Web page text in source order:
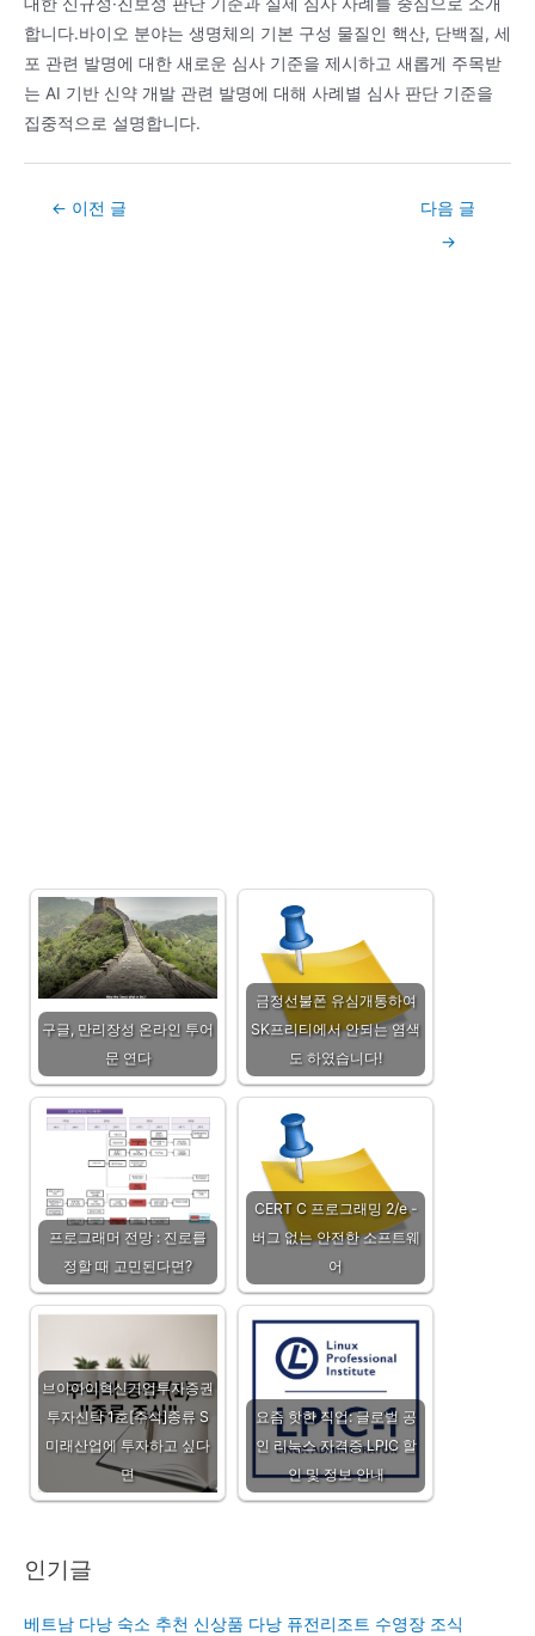
합니다.바이오 분야는 생명체의 기본 구성 물질인 핵산, 단백질, 세
포 관련 발명에 대한 새로운 심사 기준을 제시하고 새롭게 주목받
는 AI 기반 신약 개발 관련 발명에 대해 사례별 심사 판단 기준을
집중적으로 설명합니다.
Post← 이전 글
다음 글
→
구글, 만리장성 온라인 투어
문 연다
금정선불폰 유심개통하여
SK프리티에서 안되는 염색
도 하였습니다!
프로그래머 전망 : 진로를
정할 때 고민된다면?
CERT C 프로그래밍 2/e -
버그 없는 안전한 소프트웨
어
브이아이혁신기업투자증권
투자신탁 1호[주식]종류 S
미래산업에 투자하고 싶다
면
요즘 핫한 직업: 글로벌 공
인 리눅스 자격증 LPIC 할
인 및 정보 안내
인기글
베트남 다낭 숙소 추천 신상품 다낭 퓨전리조트 수영장 조식